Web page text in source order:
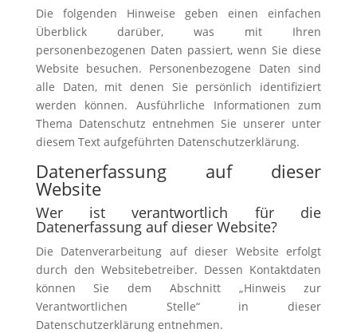
Die folgenden Hinweise geben einen einfachen
Überblick darüber, was mit Ihren
personenbezogenen Daten passiert, wenn Sie diese
Website besuchen. Personenbezogene Daten sind
alle Daten, mit denen Sie persönlich identifiziert
werden können. Ausführliche Informationen zum
Thema Datenschutz entnehmen Sie unserer unter
diesem Text aufgeführten Datenschutzerklärung.
Datenerfassung auf dieser
Website
Wer ist verantwortlich für die
Datenerfassung auf dieser Website?
Die Datenverarbeitung auf dieser Website erfolgt
durch den Websitebetreiber. Dessen Kontaktdaten
können Sie dem Abschnitt „Hinweis zur
Verantwortlichen Stelle“ in dieser
Datenschutzerklärung entnehmen.